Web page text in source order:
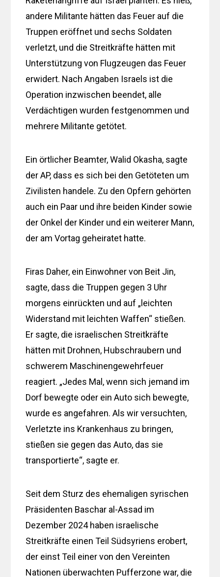
andere Militante hätten das Feuer auf die
Truppen eröffnet und sechs Soldaten
verletzt, und die Streitkräfte hätten mit
Unterstützung von Flugzeugen das Feuer
erwidert. Nach Angaben Israels ist die
Operation inzwischen beendet, alle
Verdächtigen wurden festgenommen und
mehrere Militante getötet.
Ein örtlicher Beamter, Walid Okasha, sagte
der AP, dass es sich bei den Getöteten um
Zivilisten handele. Zu den Opfern gehörten
auch ein Paar und ihre beiden Kinder sowie
der Onkel der Kinder und ein weiterer Mann,
der am Vortag geheiratet hatte.
Firas Daher, ein Einwohner von Beit Jin,
sagte, dass die Truppen gegen 3 Uhr
morgens einrückten und auf „leichten
Widerstand mit leichten Waffen“ stießen.
Er sagte, die israelischen Streitkräfte
hätten mit Drohnen, Hubschraubern und
schwerem Maschinengewehrfeuer
reagiert. „Jedes Mal, wenn sich jemand im
Dorf bewegte oder ein Auto sich bewegte,
wurde es angefahren. Als wir versuchten,
Verletzte ins Krankenhaus zu bringen,
stießen sie gegen das Auto, das sie
transportierte“, sagte er.
Seit dem Sturz des ehemaligen syrischen
Präsidenten Baschar al-Assad im
Dezember 2024 haben israelische
Streitkräfte einen Teil Südsyriens erobert,
der einst Teil einer von den Vereinten
Nationen überwachten Pufferzone war, die